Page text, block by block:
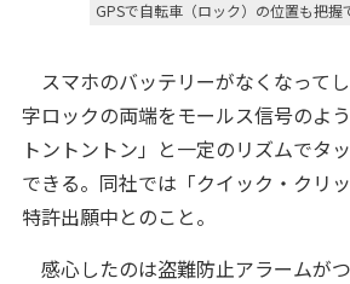
GPSで自転車（ロック）の位置も把握
スマホのバッテリーがなくなって
字ロックの両端をモールス信号のよ
トントントン」と一定のリズムでタ
できる。同社では「クイック・クリ
特許出願中とのこと。
感心したのは盗難防止アラームが